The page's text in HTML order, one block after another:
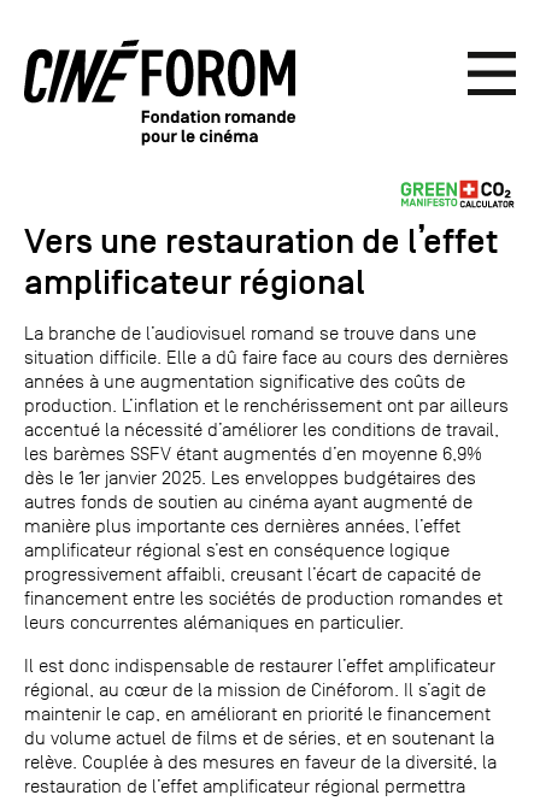
Vers une restauration de l’effet
amplificateur régional
La branche de l’audiovisuel romand se trouve dans une
situation difficile. Elle a dû faire face au cours des dernières
années à une augmentation significative des coûts de
production. L’inflation et le renchérissement ont par ailleurs
accentué la nécessité d’améliorer les conditions de travail,
les barèmes SSFV étant augmentés d’en moyenne 6,9%
dès le 1er janvier 2025. Les enveloppes budgétaires des
autres fonds de soutien au cinéma ayant augmenté de
manière plus importante ces dernières années, l’effet
amplificateur régional s’est en conséquence logique
progressivement affaibli, creusant l’écart de capacité de
financement entre les sociétés de production romandes et
leurs concurrentes alémaniques en particulier.
Il est donc indispensable de restaurer l’effet amplificateur
régional, au cœur de la mission de Cinéforom. Il s’agit de
maintenir le cap, en améliorant en priorité le financement
du volume actuel de films et de séries, et en soutenant la
relève. Couplée à des mesures en faveur de la diversité, la
restauration de l’effet amplificateur régional permettra